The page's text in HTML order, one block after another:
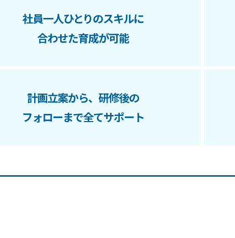
社員一人ひとりのスキルに
合わせた育成が可能
計画立案から、研修後の
フォローまで全てサポート